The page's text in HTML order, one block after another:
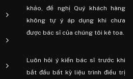
khảo, đề nghị Quý khách hàng
không tự ý áp dụng khi chưa
được bác sĩ của chúng tôi kê toa.
Luôn hỏi ý kiến ​​bác sĩ trước khi
bắt đầu bất kỳ liệu trình điều trị